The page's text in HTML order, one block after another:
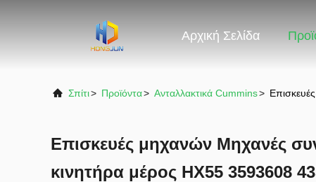
Αρχική Σελίδα
Σπίτι> Προϊόντα> Ανταλλακτικά Cummins>
Επισκευές μηχανών Μηχανές
κινητήρα μέρος HX55 3593608